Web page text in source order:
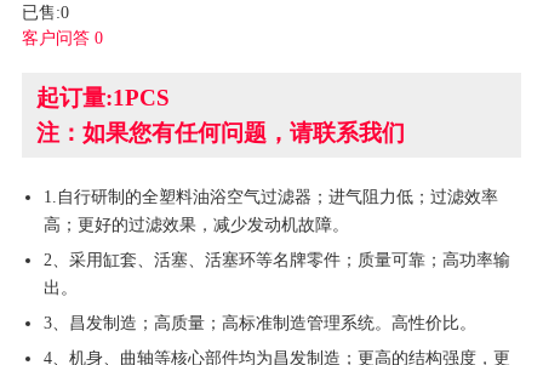
已售:0
客户问答 0
起订量:1PCS
注：如果您有任何问题，请联系我们
1.自行研制的全塑料油浴空气过滤器；进气阻力低；过滤效率
高；更好的过滤效果，减少发动机故障。
2、采用缸套、活塞、活塞环等名牌零件；质量可靠；高功率输
出。
3、昌发制造；高质量；高标准制造管理系统。高性价比。
4、机身、曲轴等核心部件均为昌发制造；更高的结构强度，更